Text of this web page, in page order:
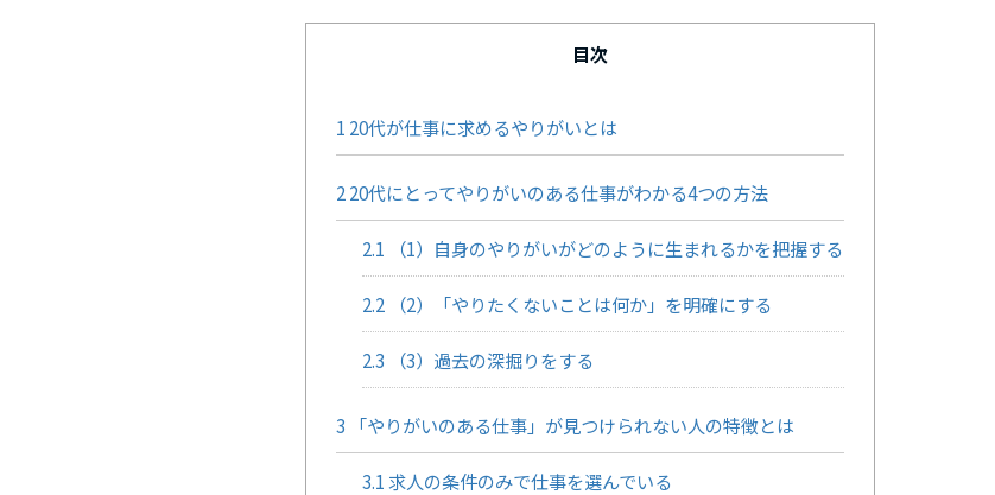
目次
1 20代が仕事に求めるやりがいとは
220代にとってやりがいのある仕事がわかる4つの方法
2.1 （1）自身のやりがいがどのように生まれるかを把握する
2.2 （2）「やりたくないことは何か」を明確にする
2.3 （3）過去の深掘りをする
3 「やりがいのある仕事」が見つけられない人の特徴とは
3.1求人の条件のみで仕事を選んでいる